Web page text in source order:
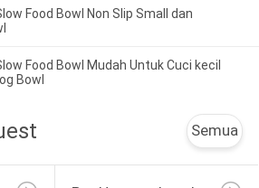
Food Bowl Non Slip Small dan
Food Bowl Mudah Untuk Cuci kecil
Bowl
Semua